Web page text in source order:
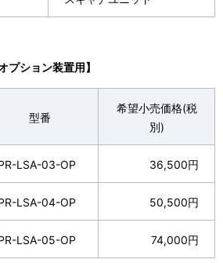
ション装置用】
型番
希望小売価格(税
別)
LSA-03-OP 36,500円
LSA-04-OP 50,500円
LSA-05-OP 74,000円